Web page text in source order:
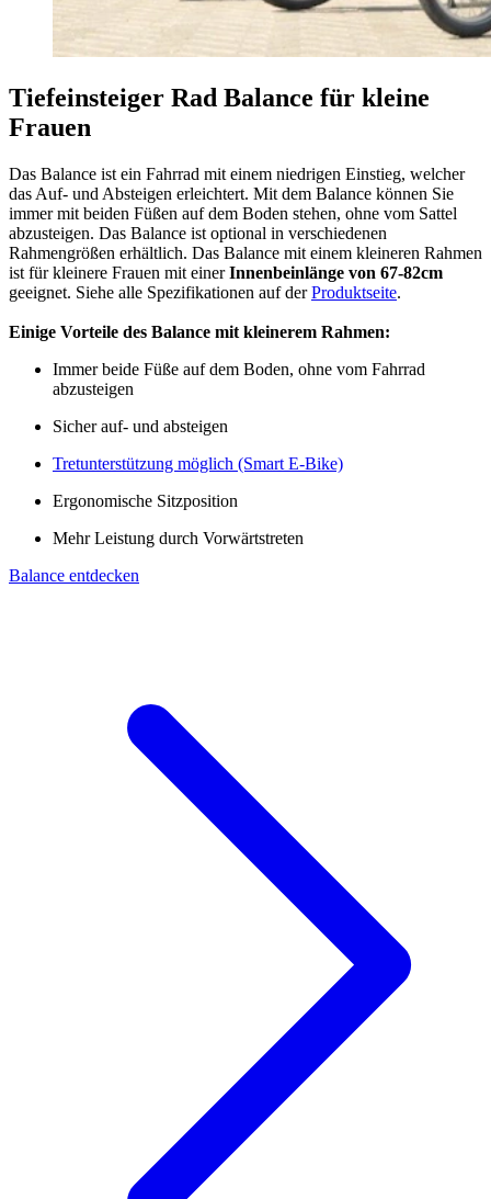
Tiefeinsteiger Rad Balance für kleine
Frauen
Das Balance ist ein Fahrrad mit einem niedrigen Einstieg, welcher
das Auf- und Absteigen erleichtert. Mit dem Balance können Sie
immer mit beiden Füßen auf dem Boden stehen, ohne vom Sattel
abzusteigen. Das Balance ist optional in verschiedenen
Rahmengrößen erhältlich. Das Balance mit einem kleineren Rahmen
ist für kleinere Frauen mit einerInnenbeinlänge von 67-82cm
geeignet. Siehe alle Spezifikationen auf derProduktseite.
Einige Vorteile des Balance mit kleinerem Rahmen:
Immer beide Füße auf dem Boden, ohne vom Fahrrad
abzusteigen
​Sicher auf- und absteigen
Tretunterstützung möglich (Smart E-Bike)
Ergonomische Sitzposition
Mehr Leistung durch Vorwärtstreten
Balance entdecken